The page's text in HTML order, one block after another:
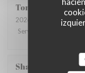
Tonnie
2026-07-21
- 17:30 -
Servicio
Sharissa